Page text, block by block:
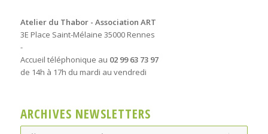
Atelier du Thabor - Association ART
3E Place Saint-Mélaine 35000 Rennes
-
Accueil téléphonique au 02 99 63 73 97
de 14h à 17h du mardi au vendredi
ARCHIVES NEWSLETTERS
Archives